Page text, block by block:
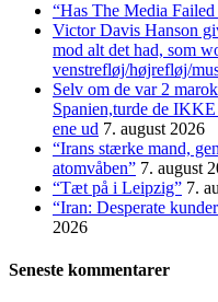
“Has The Media
Victor Davis Hanson
mod alt det had, som
venstrefløj/højrefløj/
Selv om de var 2
Spanien,turde de IKKE
ene ud 7. august 2026
“Irans stærke mand,
atomvåben” 7. august
“Tæt på i Leipzig” 7.
“Iran: Desperate
2026
Seneste kommentarer